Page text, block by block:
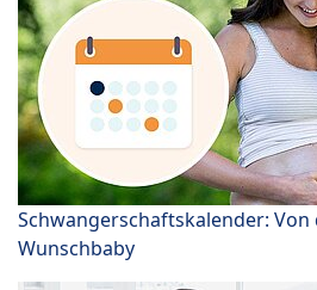
Schwangerschaftskalender: Von
Wunschbaby